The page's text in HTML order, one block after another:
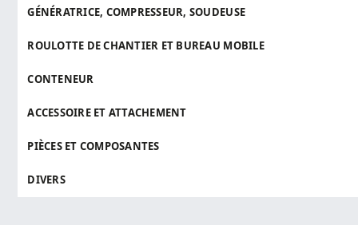
GÉNÉRATRICE, COMPRESSEUR, SOUDEUSE
ROULOTTE DE CHANTIER ET BUREAU MOBILE
CONTENEUR
ACCESSOIRE ET ATTACHEMENT
PIÈCES ET COMPOSANTES
DIVERS